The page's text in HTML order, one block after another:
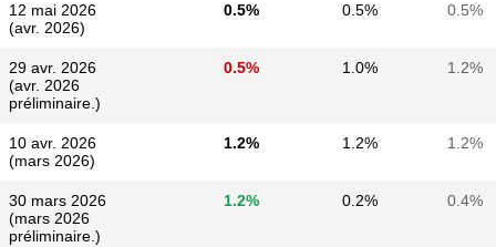
12 mai 2026
(avr. 2026)
0.5% 0.5% 0.5%
29 avr. 2026
(avr. 2026
préliminaire.)
0.5% 1.0% 1.2%
10 avr. 2026
(mars 2026)
1.2% 1.2% 1.2%
30 mars 2026
(mars 2026
préliminaire.)
1.2% 0.2% 0.4%